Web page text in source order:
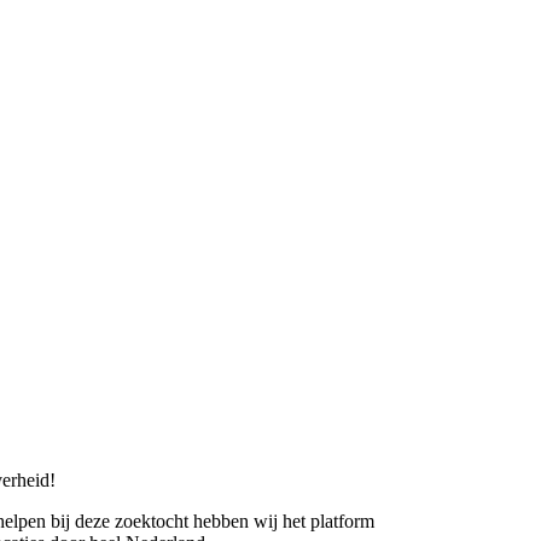
bij deze zoektocht hebben wij het platform